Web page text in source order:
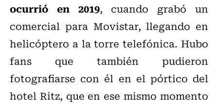
ocurrió en 2019, cuando grabó un
comercial para Movistar, llegando en
helicóptero a la torre telefónica. Hubo
fans que también pudieron
fotografiarse con él en el pórtico del
hotel Ritz, que en ese mismo momento